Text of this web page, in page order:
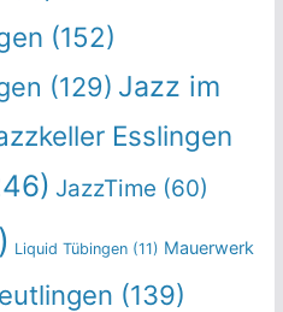
(152)
(129) Jazz im
Esslingen
JazzTime (60)
Liquid Tübingen(11) Mauerwerk
(139)